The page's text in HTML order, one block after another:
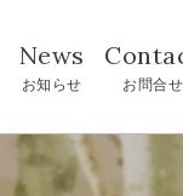
News
お知らせ お問合せ